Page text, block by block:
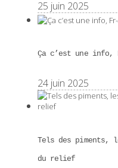
25 juin 2025
Ça c’est une info,
24 juin 2025
Tels des piments,
du relief